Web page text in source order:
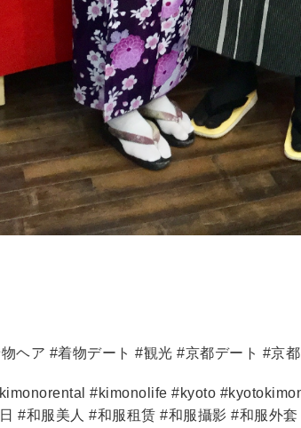
ヘア #着物デート #観光 #京都デート #京
#kimonolife #kyoto
#和服美人 #和服租赁 #和服攝影 #和服外